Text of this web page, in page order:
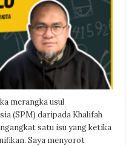
merangka usul
(SPM) daripada Khalifah
satu isu yang ketika
Saya menyorot